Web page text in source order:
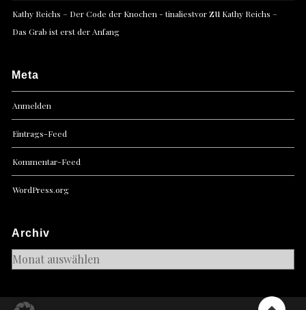
Kathy Reichs – Der Code der Knochen - tinaliestvorzu Kathy Reichs –
Das Grab ist erst der Anfang
Meta
Anmelden
Eintrags-Feed
Kommentar-Feed
WordPress.org
Archiv
Archiv